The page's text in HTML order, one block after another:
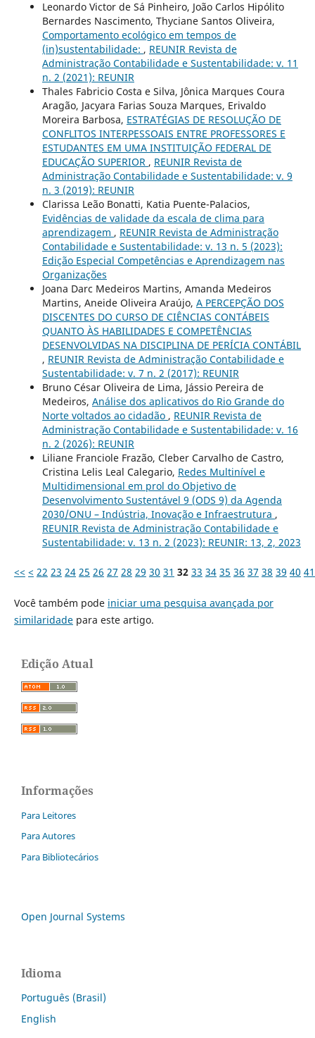
Leonardo Victor de Sá Pinheiro, João Carlos Hipólito
Bernardes Nascimento, Thyciane Santos Oliveira,
Comportamento ecológico em tempos de
(in)sustentabilidade: , REUNIR Revista de
Administração Contabilidade e Sustentabilidade: v. 11
n. 2 (2021): REUNIR
Thales Fabricio Costa e Silva, Jônica Marques Coura
Aragão, Jacyara Farias Souza Marques, Erivaldo
Moreira Barbosa, ESTRATÉGIAS DE RESOLUÇÃO DE
CONFLITOS INTERPESSOAIS ENTRE PROFESSORES E
ESTUDANTES EM UMA INSTITUIÇÃO FEDERAL DE
EDUCAÇÃO SUPERIOR , REUNIR Revista de
Administração Contabilidade e Sustentabilidade: v. 9
n. 3 (2019): REUNIR
Clarissa Leão Bonatti, Katia Puente-Palacios,
Evidências de validade da escala de clima para
aprendizagem , REUNIR Revista de Administração
Contabilidade e Sustentabilidade: v. 13 n. 5 (2023):
Edição Especial Competências e Aprendizagem nas
Organizações
Joana Darc Medeiros Martins, Amanda Medeiros
Martins, Aneide Oliveira Araújo, A PERCEPÇÃO DOS
DISCENTES DO CURSO DE CIÊNCIAS CONTÁBEIS
QUANTO ÀS HABILIDADES E COMPETÊNCIAS
DESENVOLVIDAS NA DISCIPLINA DE PERÍCIA CONTÁBIL
, REUNIR Revista de Administração Contabilidade e
Sustentabilidade: v. 7 n. 2 (2017): REUNIR
Bruno César Oliveira de Lima, Jássio Pereira de
Medeiros, Análise dos aplicativos do Rio Grande do
Norte voltados ao cidadão , REUNIR Revista de
Administração Contabilidade e Sustentabilidade: v. 16
n. 2 (2026): REUNIR
Liliane Franciole Frazão, Cleber Carvalho de Castro,
Cristina Lelis Leal Calegario, Redes Multinível e
Multidimensional em prol do Objetivo de
Desenvolvimento Sustentável 9 (ODS 9) da Agenda
2030/ONU – Indústria, Inovação e Infraestrutura ,
REUNIR Revista de Administração Contabilidade e
Sustentabilidade: v. 13 n. 2 (2023): REUNIR: 13, 2, 2023
<< < 22 23 24 25 26 27 28 29 30 31 32 33 34 35 36 37 38 39 40 41
Você também pode iniciar uma pesquisa avançada por
similaridadepara este artigo.
Edição Atual
Informações
Para Leitores
Para Autores
Para Bibliotecários
Open Journal Systems
Idioma
Português (Brasil)
English